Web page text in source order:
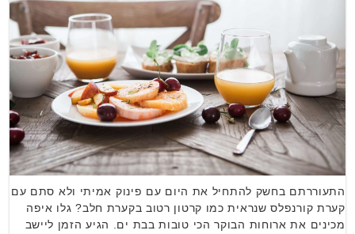
התעוררתם בחשק להתחיל את היום עם פינוק אמיתי ולא סתם עם
קערת קורנפלס שנראית כמו קרטון רטוב בקערת חלב? גלו איפה
מכינים את ארוחות הבוקר הכי טובות בבת ים. הגיע הזמן ליישב